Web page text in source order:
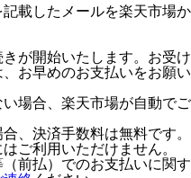
載したメールを楽天市場か
が開始いたします。お受け
お早めのお支払いをお願い
場合、楽天市場が自動でご
、決済手数料は無料です。
ご利用いただけません。
前払）でのお支払いに関す